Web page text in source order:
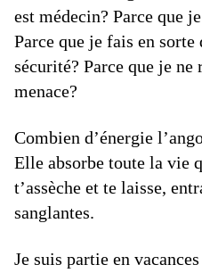
est médecin? Parce que
Parce que je fais en sorte
sécurité? Parce que je ne
menace?
Combien d’énergie
Elle absorbe toute la vie
t’assèche et te laisse,
sanglantes.
Je suis partie en